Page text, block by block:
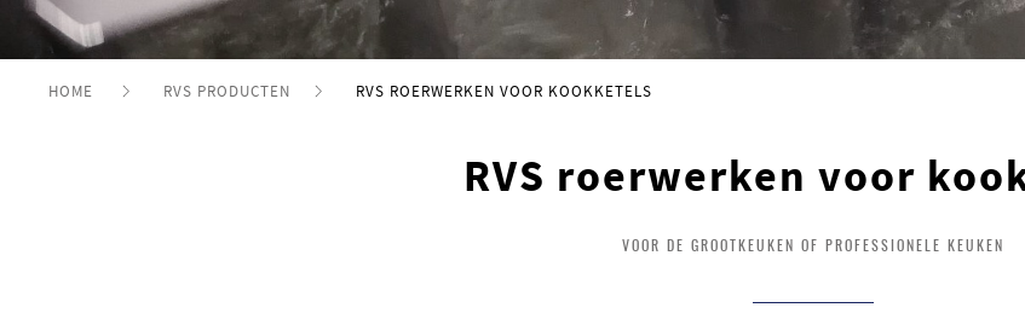
HOME RVS PRODUCTEN RVS ROERWERKEN VOOR KOOKKETELS
RVS roerwerken voor
VOOR DE GROOTKEUKEN OF PROFESSIONELE KEUKEN